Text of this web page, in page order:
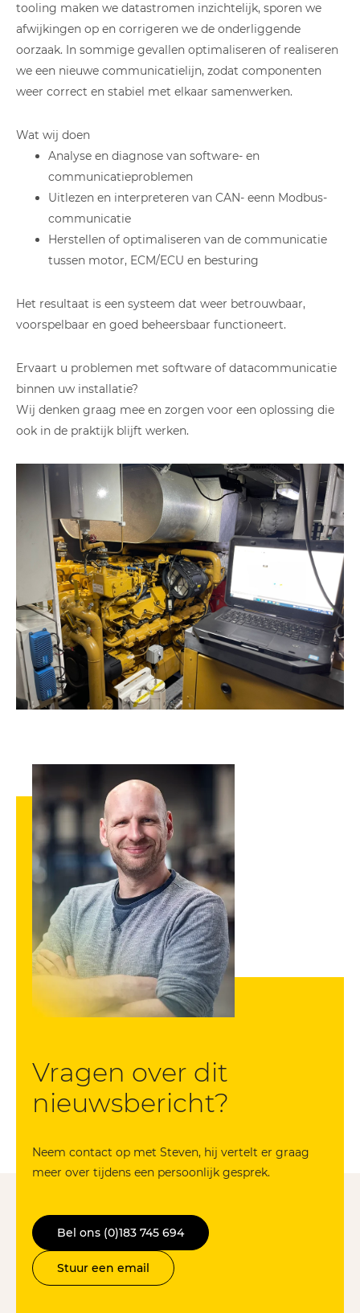
tooling maken we datastromen inzichtelijk, sporen we
afwijkingen op en corrigeren we de onderliggende
oorzaak. In sommige gevallen optimaliseren of realiseren
we een nieuwe communicatielijn, zodat componenten
weer correct en stabiel met elkaar samenwerken.
Wat wij doen
Analyse en diagnose van software- en
communicatieproblemen
Uitlezen en interpreteren van CAN- eenn Modbus-
communicatie
Herstellen of optimaliseren van de communicatie
tussen motor, ECM/ECU en besturing
Het resultaat is een systeem dat weer betrouwbaar,
voorspelbaar en goed beheersbaar functioneert.
Ervaart u problemen met software of datacommunicatie
binnen uw installatie?
Wij denken graag mee en zorgen voor een oplossing die
ook in de praktijk blijft werken.
Vragen over dit
nieuws­bericht?
Neem contact op met Steven, hij vertelt er graag
meer over tijdens een persoonlijk gesprek.
Bel ons (0)183 745 694
Stuur een email